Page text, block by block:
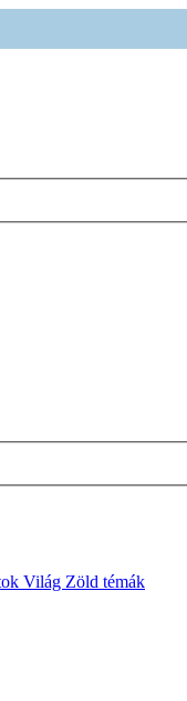
Világ Zöld témák